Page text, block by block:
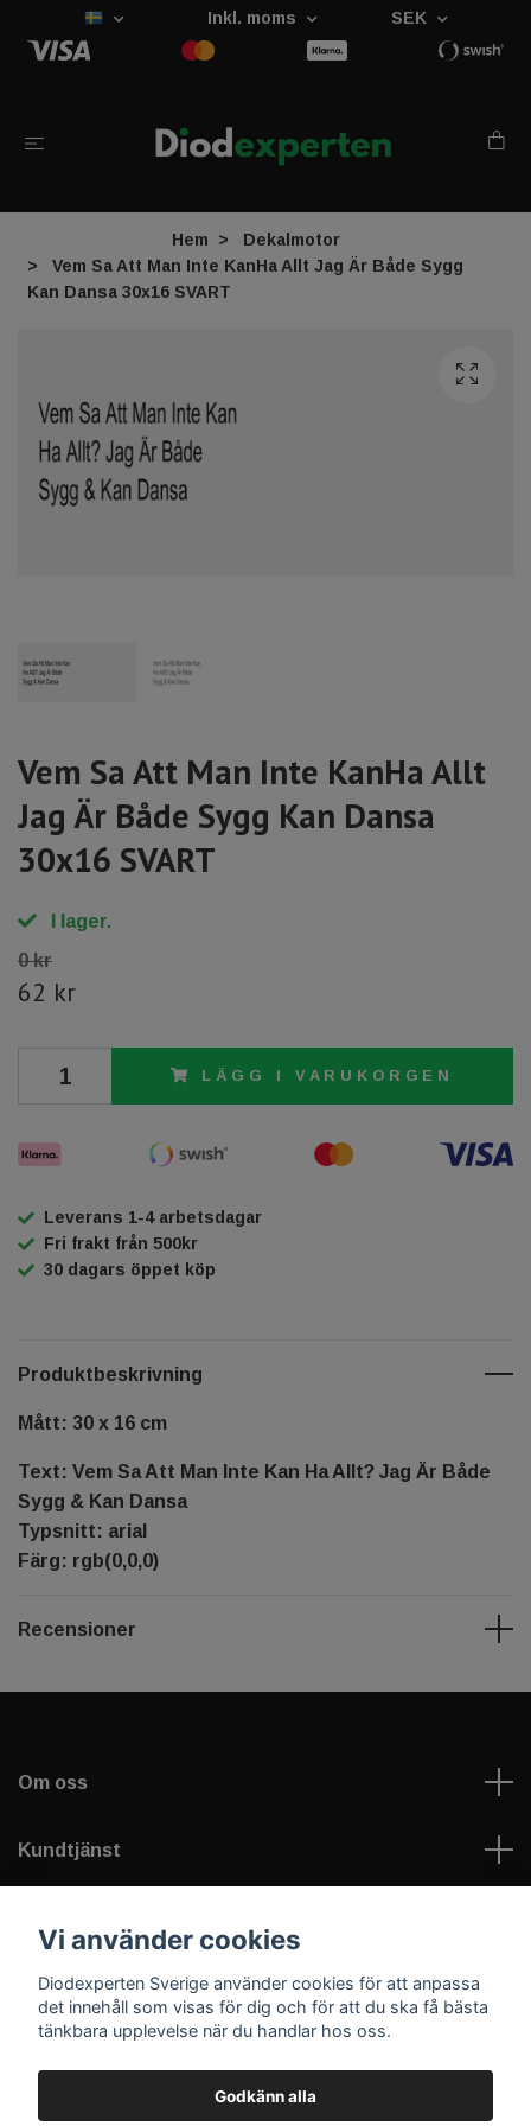
Inkl. moms SEK
Hem
Dekalmotor
Vem Sa Att Man Inte KanHa Allt Jag Är Både Sygg
Kan Dansa 30x16 SVART
Vem Sa Att Man Inte KanHa Allt
Jag Är Både Sygg Kan Dansa
30x16 SVART
I lager.
0 kr
62 kr
LÄGG I VARUKORGEN
Leverans 1-4 arbetsdagar
Fri frakt från 500kr
30 dagars öppet köp
Produktbeskrivning
Mått: 30 x 16 cm
Text: Vem Sa Att Man Inte Kan Ha Allt? Jag Är Både
Sygg & Kan Dansa
Typsnitt: arial
Färg: rgb(0,0,0)
Recensioner
Om oss
Kundtjänst
Sociala medier
Vi använder cookies
Diodexperten Sverige använder cookies för att anpassa
det innehåll som visas för dig och för att du ska få bästa
tänkbara upplevelse när du handlar hos oss.
Godkänn alla